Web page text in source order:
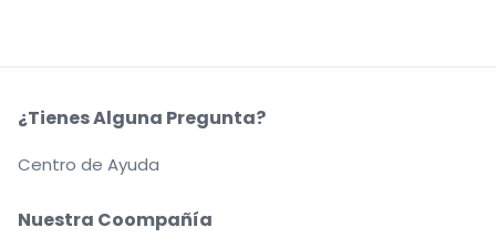
Nuestra Coompañía
¿Tienes Alguna Pregunta?
Centro de Ayuda